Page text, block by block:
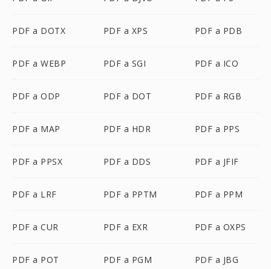
PDF a DOTX PDF a XPS PDF a PDB
PDF a WEBP PDF a SGI PDF a ICO
PDF a ODP PDF a DOT PDF a RGB
PDF a MAP PDF a HDR PDF a PPS
PDF a PPSX PDF a DDS PDF a JFIF
PDF a LRF PDF a PPTM PDF a PPM
PDF a CUR PDF a EXR PDF a OXPS
PDF a POT PDF a PGM PDF a JBG